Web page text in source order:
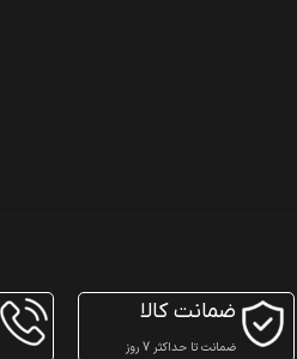
ضمانت کالا
ضمانت تا حداکثر 7 روز